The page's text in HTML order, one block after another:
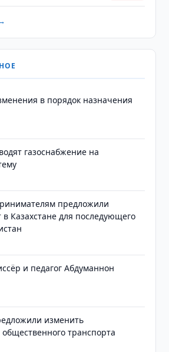
в порядок назначения
газоснабжение на
предложили
Казахстане для последующего
и педагог Абдуманнон
изменить
транспорта